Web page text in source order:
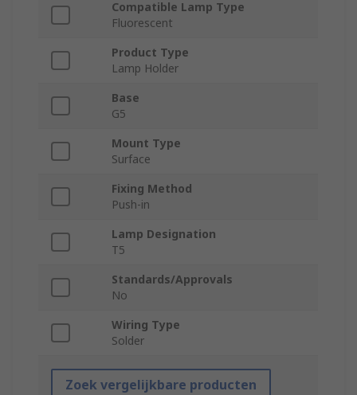
Compatible Lamp Type
Fluorescent
Product Type
Lamp Holder
Base
G5
Mount Type
Surface
Fixing Method
Push-in
Lamp Designation
T5
Standards/Approvals
No
Wiring Type
Solder
Zoek vergelijkbare producten